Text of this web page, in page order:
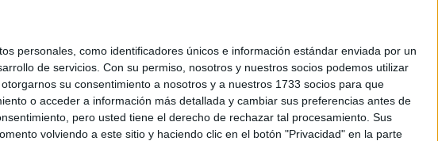
personales, como identificadores únicos e información estándar enviada por un
de servicios. Con su permiso, nosotros y nuestros socios podemos utilizar
su consentimiento a nosotros y a nuestros 1733 socios para que
o acceder a información más detallada y cambiar sus preferencias antes de
pero usted tiene el derecho de rechazar tal procesamiento. Sus
volviendo a este sitio y haciendo clic en el botón "Privacidad" en la parte
|Política de cookies
[ESPAÑA] - Tel. +34 91 593 2767